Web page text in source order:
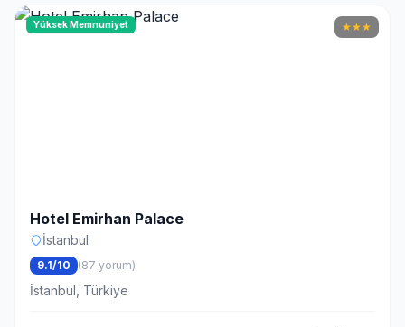
Yüksek Memnuniyet ★★★
Hotel Emirhan Palace
İstanbul
9.1/10 (87 yorum)
İstanbul, Türkiye